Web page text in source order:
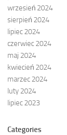
wrzesień 2024
sierpień 2024
lipiec 2024
czerwiec 2024
maj 2024
kwiecień 2024
marzec 2024
luty 2024
lipiec 2023
Categories